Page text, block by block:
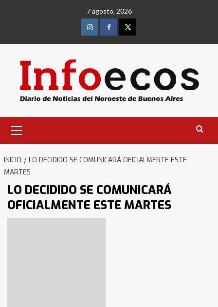
7 agosto, 2026
InstagramFacebookTwitter
primario
INICIO
LO DECIDIDO SE COMUNICARÁ OFICIALMENTE ESTE
MARTES
LO DECIDIDO SE COMUNICARÁ
OFICIALMENTE ESTE MARTES